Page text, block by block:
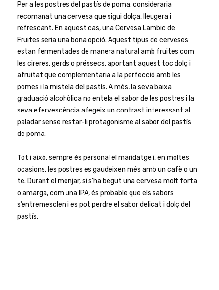
Per a les postres del pastís de poma, consideraria
recomanat una cervesa que sigui dolça, lleugera i
refrescant. En aquest cas, una Cervesa Lambic de
Fruites seria una bona opció. Aquest tipus de cerveses
estan fermentades de manera natural amb fruites com
les cireres, gerds o préssecs, aportant aquest toc dolç i
afruitat que complementaria a la perfecció amb les
pomes i la mistela del pastís. A més, la seva baixa
graduació alcohòlica no entela el sabor de les postres i la
seva efervescència afegeix un contrast interessant al
paladar sense restar-li protagonisme al sabor del pastís
de poma.
Tot i això, sempre és personal el maridatge i, en moltes
ocasions, les postres es gaudeixen més amb un cafè o un
te. Durant el menjar, si s’ha begut una cervesa molt forta
o amarga, com una IPA, és probable que els sabors
s’entremesclen i es pot perdre el sabor delicat i dolç del
pastís.